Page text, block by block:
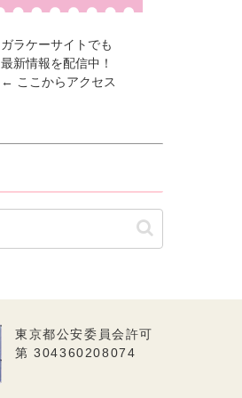
ガラケーサイトでも
最新情報を配信中！
← ここからアクセス
東京都公安委員会許可
第 304360208074